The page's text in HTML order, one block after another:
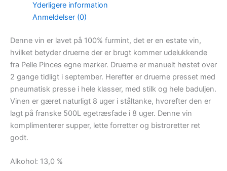
Yderligere information
Anmeldelser (0)
Denne vin er lavet på 100% furmint, det er en estate vin,
hvilket betyder druerne der er brugt kommer udelukkende
fra Pelle Pinces egne marker. Druerne er manuelt høstet over
2 gange tidligt i september. Herefter er druerne presset med
pneumatisk presse i hele klasser, med stilk og hele baduljen.
Vinen er gæret naturligt 8 uger i ståltanke, hvorefter den er
lagt på franske 500L egetræsfade i 8 uger. Denne vin
komplimenterer supper, lette forretter og bistroretter ret
godt.
Alkohol: 13,0 %